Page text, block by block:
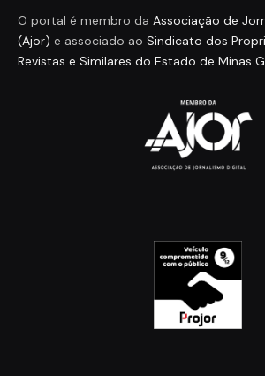
O portal é membro da Associação de
(Ajor) e associado ao Sindicato dos
Revistas e Similares do Estado de Minas